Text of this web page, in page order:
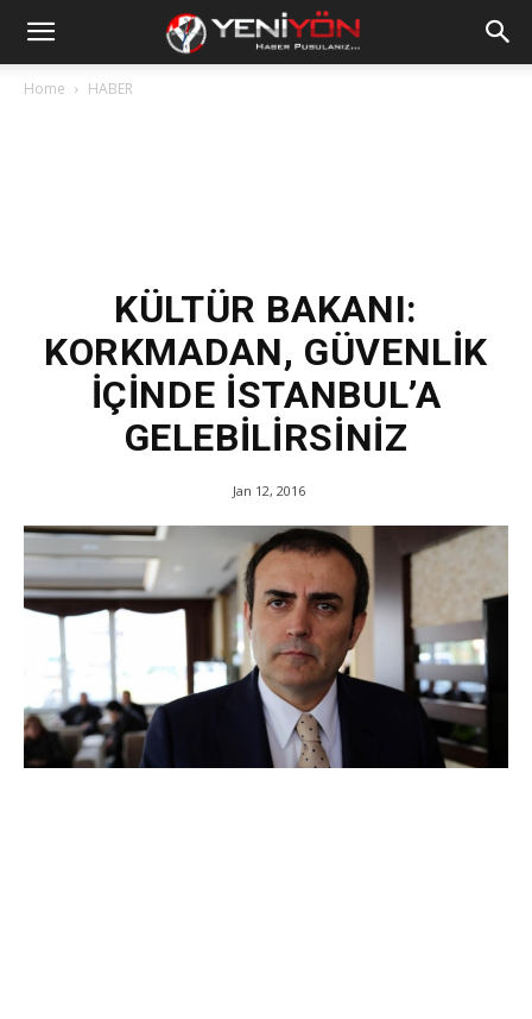
Home HABER
KÜLTÜR BAKANI:
KORKMADAN, GÜVENLİK
İÇİNDE İSTANBUL’A
GELEBİLİRSİNİZ
Jan 12, 2016